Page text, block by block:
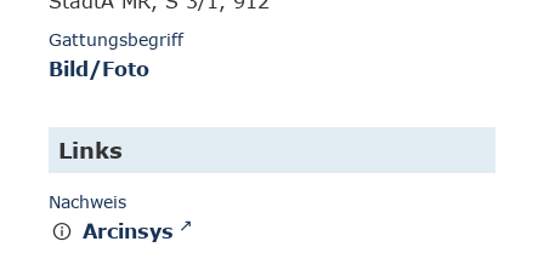
Gattungsbegriff
Bild/Foto
Links
Nachweis
Arcinsys